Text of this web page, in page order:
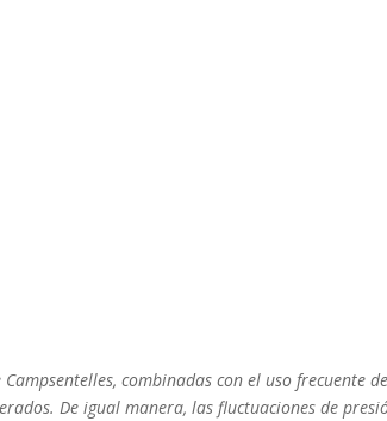
combinadas con el uso frecuente
De igual manera, las fluctuaciones de